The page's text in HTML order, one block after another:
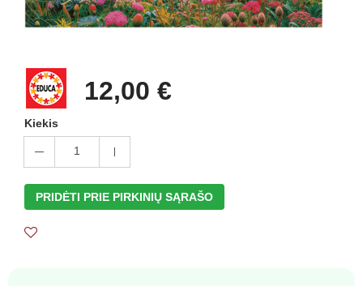
12,00 €
Kiekis
1
PRIDĖTI PRIE PIRKINIŲ SĄRAŠO